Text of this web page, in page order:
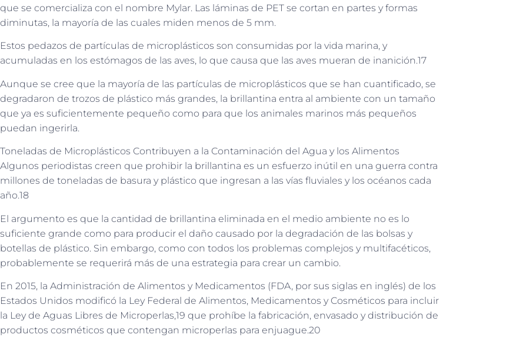
que se comercializa con el nombre Mylar. Las láminas de PET se cortan en partes y formas
diminutas, la mayoría de las cuales miden menos de 5 mm.
Estos pedazos de partículas de microplásticos son consumidas por la vida marina, y
acumuladas en los estómagos de las aves, lo que causa que las aves mueran de inanición.17
Aunque se cree que la mayoría de las partículas de microplásticos que se han cuantificado, se
degradaron de trozos de plástico más grandes, la brillantina entra al ambiente con un tamaño
que ya es suficientemente pequeño como para que los animales marinos más pequeños
puedan ingerirla.
Toneladas de Microplásticos Contribuyen a la Contaminación del Agua y los Alimentos
Algunos periodistas creen que prohibir la brillantina es un esfuerzo inútil en una guerra contra
millones de toneladas de basura y plástico que ingresan a las vías fluviales y los océanos cada
año.18
El argumento es que la cantidad de brillantina eliminada en el medio ambiente no es lo
suficiente grande como para producir el daño causado por la degradación de las bolsas y
botellas de plástico. Sin embargo, como con todos los problemas complejos y multifacéticos,
probablemente se requerirá más de una estrategia para crear un cambio.
En 2015, la Administración de Alimentos y Medicamentos (FDA, por sus siglas en inglés) de los
Estados Unidos modificó la Ley Federal de Alimentos, Medicamentos y Cosméticos para incluir
la Ley de Aguas Libres de Microperlas,19 que prohíbe la fabricación, envasado y distribución de
productos cosméticos que contengan microperlas para enjuague.20